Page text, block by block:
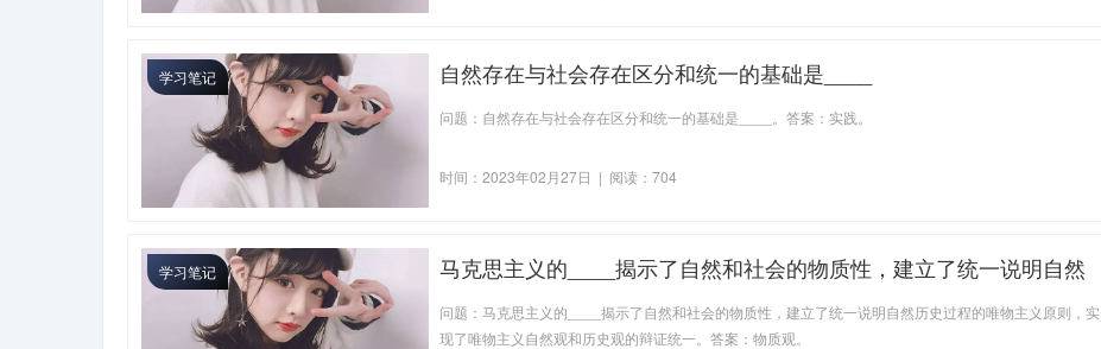
学习笔记 自然存在与社会存在区分和统一的基础是____
问题：自然存在与社会存在区分和统一的基础是____。答案：实践。
时间：2023年02月27日 | 阅读：704
学习笔记
马克思主义的____揭示了自然和社会的物质性，建立了统一说明自然
问题：马克思主义的____揭示了自然和社会的物质性，建立了统一说明自然历史过程的唯物主义原则，实
现了唯物主义自然观和历史观的辩证统一。答案：物质观。